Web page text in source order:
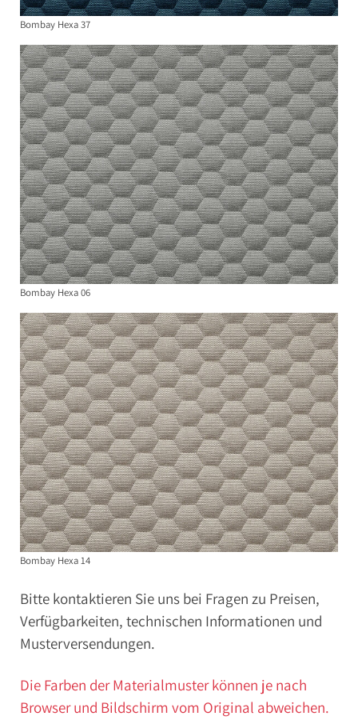
Bombay Hexa 37
Bombay Hexa 06
Bombay Hexa 14
Bitte kontaktieren Sie uns bei Fragen zu Preisen,
Verfügbarkeiten, technischen Informationen und
Musterversendungen.
Die Farben der Materialmuster können je nach
Browser und Bildschirm vom Original abweichen.